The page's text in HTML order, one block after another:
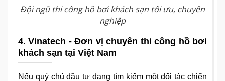
Đội ngũ thi công hồ bơi khách sạn tối ưu, chuyên
nghiệp
4. Vinatech - Đơn vị chuyên thi công hồ bơi
khách sạn tại Việt Nam
Nếu quý chủ đầu tư đang tìm kiếm một đối tác chiến